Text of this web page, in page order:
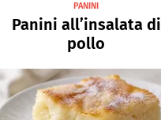
PANINI
Panini all’insalata di
pollo